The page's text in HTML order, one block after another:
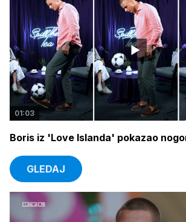
01:03
Boris iz 'Love Islanda' pokazao
GLEDAJ